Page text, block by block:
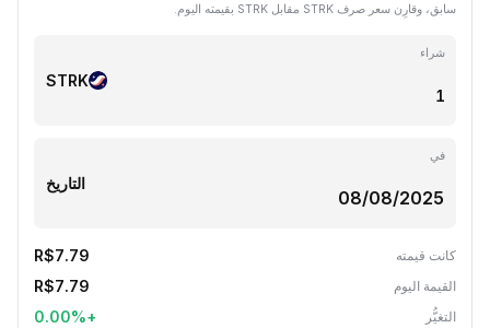
سابق، وقارِن سعر صرف STRK مقابل STRK بقيمته اليوم.
شراء
STRK
في
التاريخ
كانت قيمته R$7.79
القيمة اليوم R$7.79
التغيُّر +
0.00%